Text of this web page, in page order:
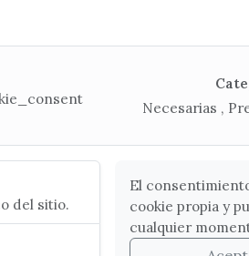
541 104
2. CP 29740 - Torre del Mar
Necesarias ,
del sitio.
El
cookie propia y
cualquier